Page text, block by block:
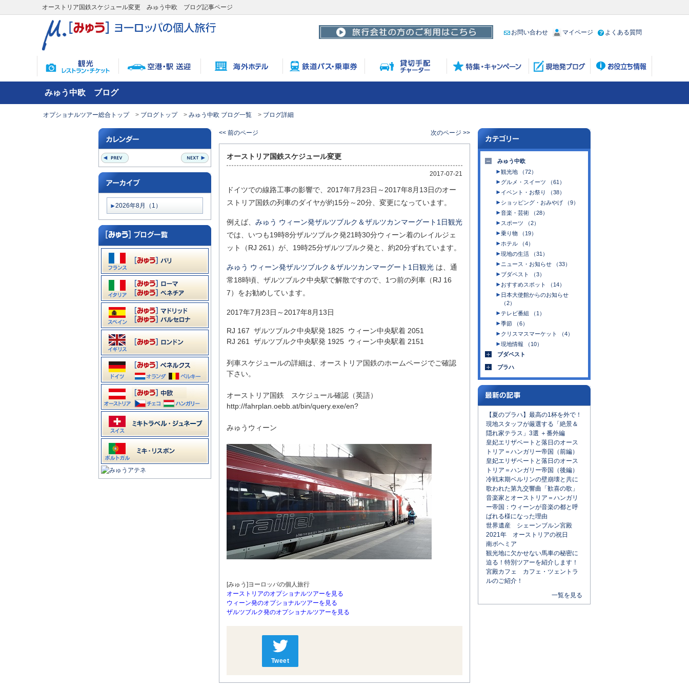
オーストリア国鉄スケジュール変更 みゅう中欧 ブログ記事ページ
お問い合わせ マイページ よくある質問
みゅう中欧 ブログ
オプショナルツアー総合トップ ブログトップ みゅう中欧 ブログ一覧 ブログ詳細
2026年8月（1）
<< 前のページ 次のページ >>
オーストリア国鉄スケジュール変更
2017-07-21
ドイツでの線路工事の影響で、2017年7月23日～2017年8月13日のオー
ストリア国鉄の列車のダイヤが約15分～20分、変更になっています。
例えば、 みゅう ウィーン発ザルツブルク＆ザルツカンマーグート1日観光
では、いつも19時8分ザルツブルク発21時30分ウィーン着のレイルジェ
ット（RJ 261）が、19時25分ザルツブルク発と、約20分ずれています。
みゅう ウィーン発ザルツブルク＆ザルツカンマーグート1日観光 は、通
常18時頃、ザルツブルク中央駅で解散ですので、1つ前の列車（RJ 16
7）をお勧めしています。
2017年7月23日～2017年8月13日
RJ 167 ザルツブルク中央駅発 1825 ウィーン中央駅着 2051
RJ 261 ザルツブルク中央駅発 1925 ウィーン中央駅着 2151
列車スケジュールの詳細は、オーストリア国鉄のホームページでご確認
下さい。
オーストリア国鉄 スケジュール確認（英語）
http://fahrplan.oebb.at/bin/query.exe/en?
みゅうウィーン
[みゅう]ヨーロッパの個人旅行
オーストリアのオプショナルツアーを見る
ウィーン発のオプショナルツアーを見る
ザルツブルク発のオプショナルツアーを見る
Tweet
みゅう中欧
観光地 （72）
グルメ・スイーツ （61）
イベント・お祭り （38）
ショッピング・おみやげ （9）
音楽・芸術 （28）
スポーツ （2）
乗り物 （19）
ホテル （4）
現地の生活 （31）
ニュース・お知らせ （33）
ブダペスト （3）
おすすめスポット （14）
日本大使館からのお知らせ
（2）
テレビ番組 （1）
季節 （6）
クリスマスマーケット （4）
現地情報 （10）
ブダペスト
プラハ
【夏のプラハ】最高の1杯を外で！
現地スタッフが厳選する「絶景＆
隠れ家テラス」3選 ＋番外編
皇妃エリザベートと落日のオース
トリア＝ハンガリー帝国（前編）
皇妃エリザベートと落日のオース
トリア＝ハンガリー帝国（後編）
冷戦末期ベルリンの壁崩壊と共に
歌われた第九交響曲「歓喜の歌」
音楽家とオーストリア＝ハンガリ
ー帝国：ウィーンが音楽の都と呼
ばれる様になった理由
世界遺産 シェーンブルン宮殿
2021年 オーストリアの祝日
南ボヘミア
観光地に欠かせない馬車の秘密に
迫る！特別ツアーを紹介します！
宮殿カフェ カフェ・ツェントラ
ルのご紹介！
一覧を見る